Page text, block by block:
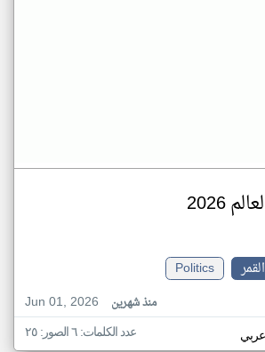
2026
Politics
Jun 01, 2026
منذ شهرين
عدد الكلمات: ٦ الصور: ٢٥